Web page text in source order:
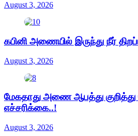
August 3, 2026
கபினி அணையில் இருந்து நீர்
August 3, 2026
மேகதாது அணை ஆபத்து
எச்சரிக்கை..!
August 3, 2026